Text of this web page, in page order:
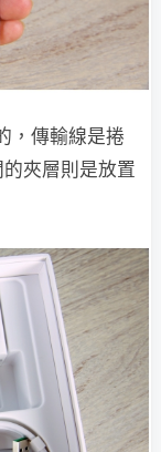
，傳輸線是捲
夾層則是放置